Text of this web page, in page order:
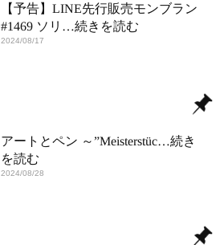
【予告】LINE先行販売モンブラン
#1469 ソリ …続きを読む
2024/08/17
アートとペン ～”Meisterstüc…続き
を読む
2024/08/28